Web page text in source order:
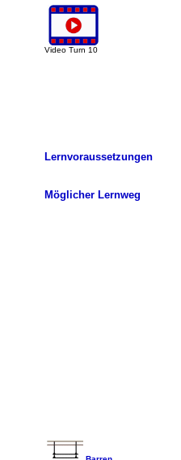
Video Turn 10
Lernvoraussetzungen
Möglicher Lernweg